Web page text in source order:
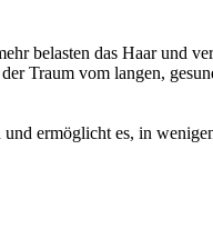
belasten das Haar und
Traum vom langen,
ermöglicht es, in